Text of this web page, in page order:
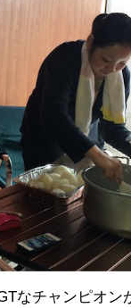
なチャンピオン